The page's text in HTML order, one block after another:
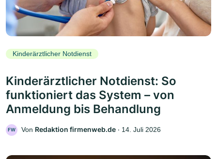
Kinderärztlicher Notdienst
Kinderärztlicher Notdienst: So
funktioniert das System – von
Anmeldung bis Behandlung
FW Von Redaktion firmenweb.de ‧ 14. Juli 2026